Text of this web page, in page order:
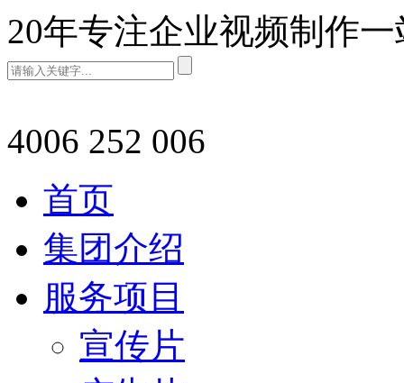
20年专注企业视频制作
4006 252 006
首页
集团介绍
服务项目
宣传片